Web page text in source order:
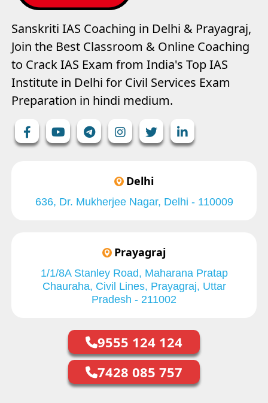
Sanskriti IAS Coaching in Delhi & Prayagraj,
Join the Best Classroom & Online Coaching
to Crack IAS Exam from India's Top IAS
Institute in Delhi for Civil Services Exam
Preparation in hindi medium.
Delhi
636, Dr. Mukherjee Nagar, Delhi - 110009
Prayagraj
1/1/8A Stanley Road, Maharana Pratap
Chauraha, Civil Lines, Prayagraj, Uttar
Pradesh - 211002
9555 124 124
7428 085 757